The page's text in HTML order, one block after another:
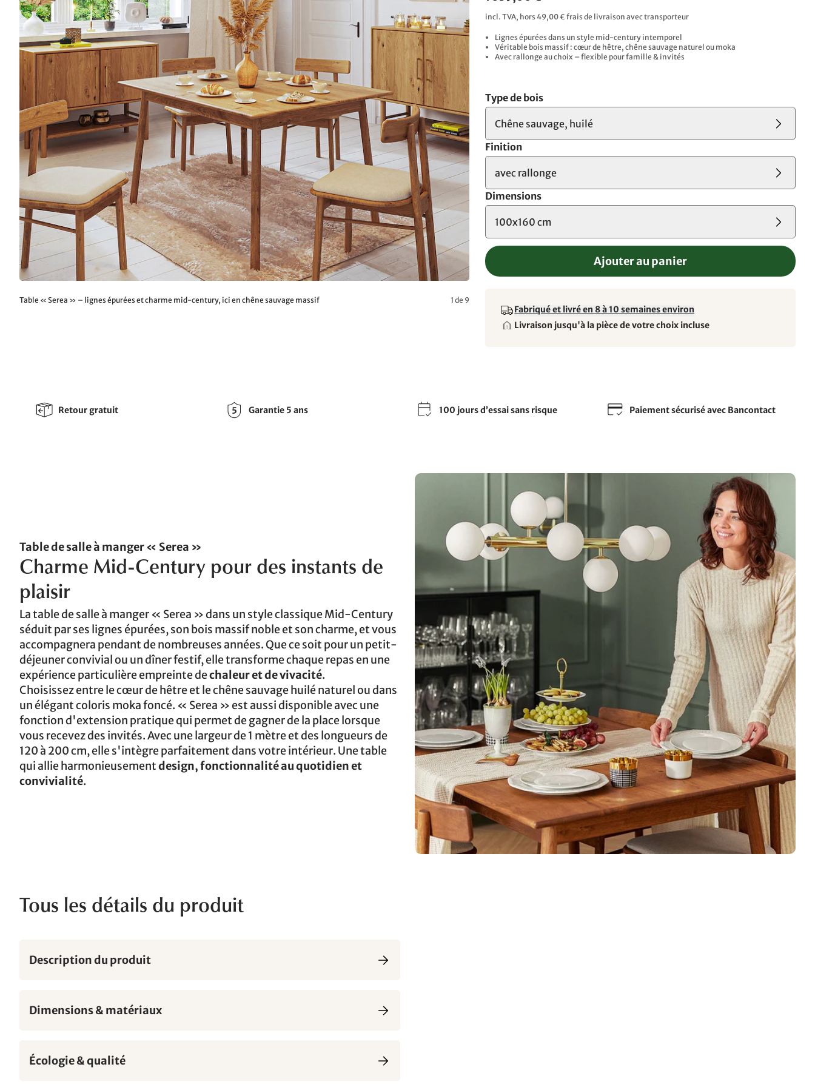
Table « Serea » – lignes épurées et charme mid-century, ici en chêne sauvage massif 1 de 9
incl. TVA, hors 49,00 € frais de livraison avec transporteur
Lignes épurées dans un style mid-century intemporel
Véritable bois massif : cœur de hêtre, chêne sauvage naturel ou moka
Avec rallonge au choix – flexible pour famille & invités
Type de bois
Chêne sauvage, huilé
Finition
avec rallonge
Dimensions
100x160 cm
Ajouter au panier
Fabriqué et livré en 8 à 10 semaines environ
Livraison jusqu'à la pièce de votre choix incluse
Retour gratuit Garantie 5 ans 100 jours d’essai sans risque Paiement sécurisé avec Bancontact
Table de salle à manger « Serea »
Charme Mid-Century pour des instants de
plaisir
La table de salle à manger « Serea » dans un style classique Mid-Century
séduit par ses lignes épurées, son bois massif noble et son charme, et vous
accompagnera pendant de nombreuses années. Que ce soit pour un petit-
déjeuner convivial ou un dîner festif, elle transforme chaque repas en une
expérience particulière empreinte dechaleur et de vivacité.
Choisissez entre le cœur de hêtre et le chêne sauvage huilé naturel ou dans
un élégant coloris moka foncé. « Serea » est aussi disponible avec une
fonction d'extension pratique qui permet de gagner de la place lorsque
vous recevez des invités. Avec une largeur de 1 mètre et des longueurs de
120 à 200 cm, elle s'intègre parfaitement dans votre intérieur. Une table
qui allie harmonieusementdesign, fonctionnalité au quotidien et
convivialité.
Tous les détails du produit
Description du produit
Dimensions & matériaux
Écologie & qualité